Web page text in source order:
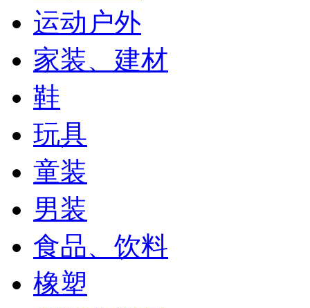
运动户外
家装、建材
鞋
玩具
童装
男装
食品、饮料
橡塑